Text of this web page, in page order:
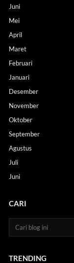
Juni
Mei
April
Maret
Februari
Januari
Desember
November
Oktober
September
Agustus
Juli
Juni
CARI
TRENDING